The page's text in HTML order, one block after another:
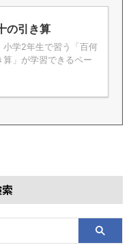
の引き算
小学2年生で習う「百何
算」が学習できるペー